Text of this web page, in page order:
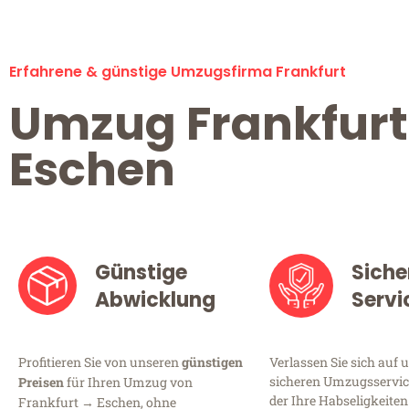
Erfahrene & günstige Umzugsfirma Frankfurt
Umzug Frankfurt
Eschen
Günstige
Abwicklung
Profitieren Sie von unserengünstigen
Preisenfür Ihren Umzug von
Frankfurt → Eschen, ohne
Verlassen Sie sich auf
sicheren
der Ihre